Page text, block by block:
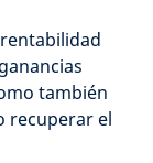
también
recuperar el